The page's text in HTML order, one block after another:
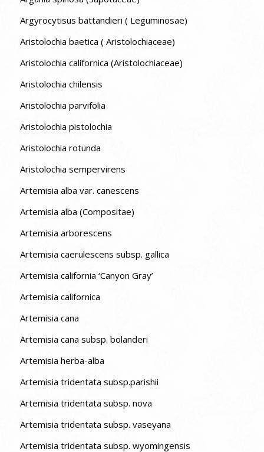
Argyrocytisus battandieri ( Leguminosae)
Aristolochia baetica ( Aristolochiaceae)
Aristolochia californica (Aristolochiaceae)
Aristolochia chilensis
Aristolochia parvifolia
Aristolochia pistolochia
Aristolochia rotunda
Aristolochia sempervirens
Artemisia alba var. canescens
Artemisia alba (Compositae)
Artemisia arborescens
Artemisia caerulescens subsp. gallica
Artemisia california ‘Canyon Gray’
Artemisia californica
Artemisia cana
Artemisia cana subsp. bolanderi
Artemisia herba-alba
Artemisia tridentata subsp.parishii
Artemisia tridentata subsp. nova
Artemisia tridentata subsp. vaseyana
Artemisia tridentata subsp. wyomingensis